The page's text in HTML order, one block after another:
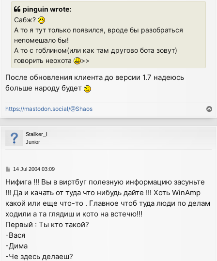
pinguin wrote:
Сабж?
А то я тут только появился, вроде бы разобраться
непомешало бы!
А то с гоблином(или как там другово бота зовут)
говорить неохота
>>
После обновления клиента до версии 1.7 надеюсь
больше народу будет
https://mastodon.social/@Shaos
o
p
Stallker_I
Junior
P
s
14 Jul 2004 03:09
Нифига !!! Вы в виртбуг полезную информацию засуньте
!!! Да и качать от туда что нибудь дайте !!! Хоть WinAmp
какой или еще что-то . Главное чтоб туда люди по делам
ходили а та глядиш и кото на встечю!!!
Первый : Ты кто такой?
-Вася
-Дима
-Че здесь делаеш?